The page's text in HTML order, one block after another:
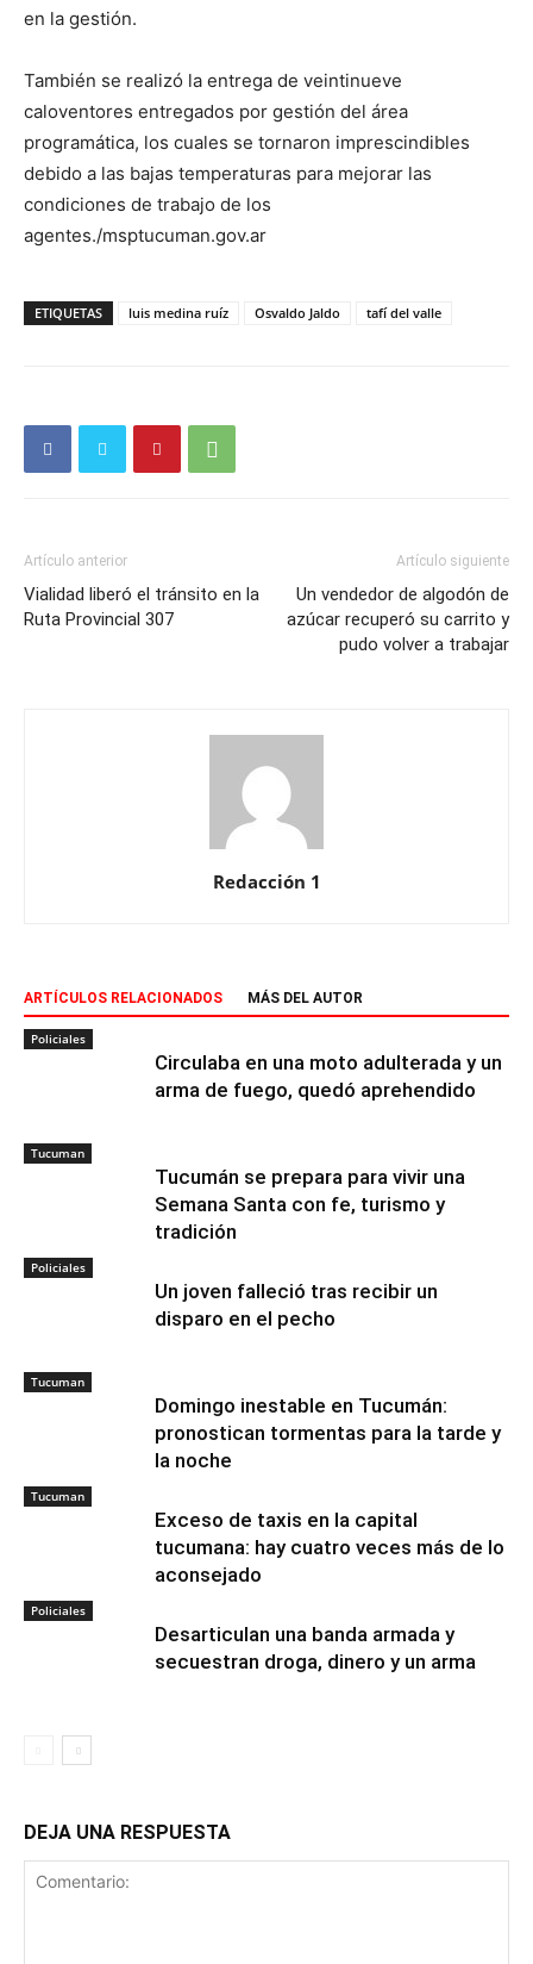
en la gestión.
También se realizó la entrega de veintinueve
caloventores entregados por gestión del área
programática, los cuales se tornaron imprescindibles
debido a las bajas temperaturas para mejorar las
condiciones de trabajo de los
agentes./msptucuman.gov.ar
ETIQUETAS luis medina ruíz Osvaldo Jaldo tafí del valle
Artículo anterior
Vialidad liberó el tránsito en la
Ruta Provincial 307
Artículo siguiente
Un vendedor de algodón de
azúcar recuperó su carrito y
pudo volver a trabajar
Redacción 1
ARTÍCULOS RELACIONADOS MÁS DEL AUTOR
Policiales
Circulaba en una moto adulterada y un
arma de fuego, quedó aprehendido
Tucuman
Tucumán se prepara para vivir una
Semana Santa con fe, turismo y
tradición
Policiales
Un joven falleció tras recibir un
disparo en el pecho
Tucuman
Domingo inestable en Tucumán:
pronostican tormentas para la tarde y
la noche
Tucuman
Exceso de taxis en la capital
tucumana: hay cuatro veces más de lo
aconsejado
Policiales
Desarticulan una banda armada y
secuestran droga, dinero y un arma
DEJA UNA RESPUESTA